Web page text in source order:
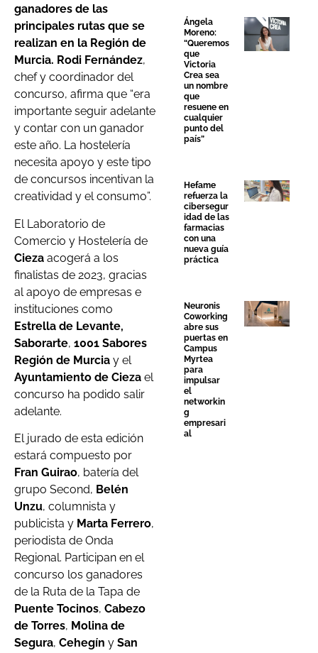
ganadores de las
principales rutas que se
realizan en la Región de
Murcia. Rodi Fernández,
chef y coordinador del
concurso, afirma que “era
importante seguir adelante
y contar con un ganador
este año. La hostelería
necesita apoyo y este tipo
de concursos incentivan la
creatividad y el consumo”.
El Laboratorio de
Comercio y Hostelería de
Cieza acogerá a los
finalistas de 2023, gracias
al apoyo de empresas e
instituciones como
Estrella de Levante,
Saborarte, 1001 Sabores
Región de Murcia y el
Ayuntamiento de Cieza el
concurso ha podido salir
adelante.
El jurado de esta edición
estará compuesto por
Fran Guirao, batería del
grupo Second, Belén
Unzu, columnista y
publicista y Marta Ferrero,
periodista de Onda
Regional. Participan en el
concurso los ganadores
de la Ruta de la Tapa de
Puente Tocinos, Cabezo
de Torres, Molina de
Segura, Cehegín y San
Ángela
Moreno:
“Queremos
que
Victoria
Crea sea
un nombre
que
resuene en
cualquier
punto del
país”
Hefame
refuerza la
cibersegur
idad de las
farmacias
con una
nueva guía
práctica
Neuronis
Coworking
abre sus
puertas en
Campus
Myrtea
para
impulsar
el
networkin
g
empresari
al